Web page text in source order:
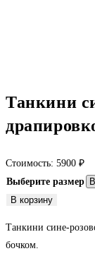
Танкини
Стоимость: 5900 ₽
Выберите размер
Количество
В корзину
Танкини сине-
бочком.